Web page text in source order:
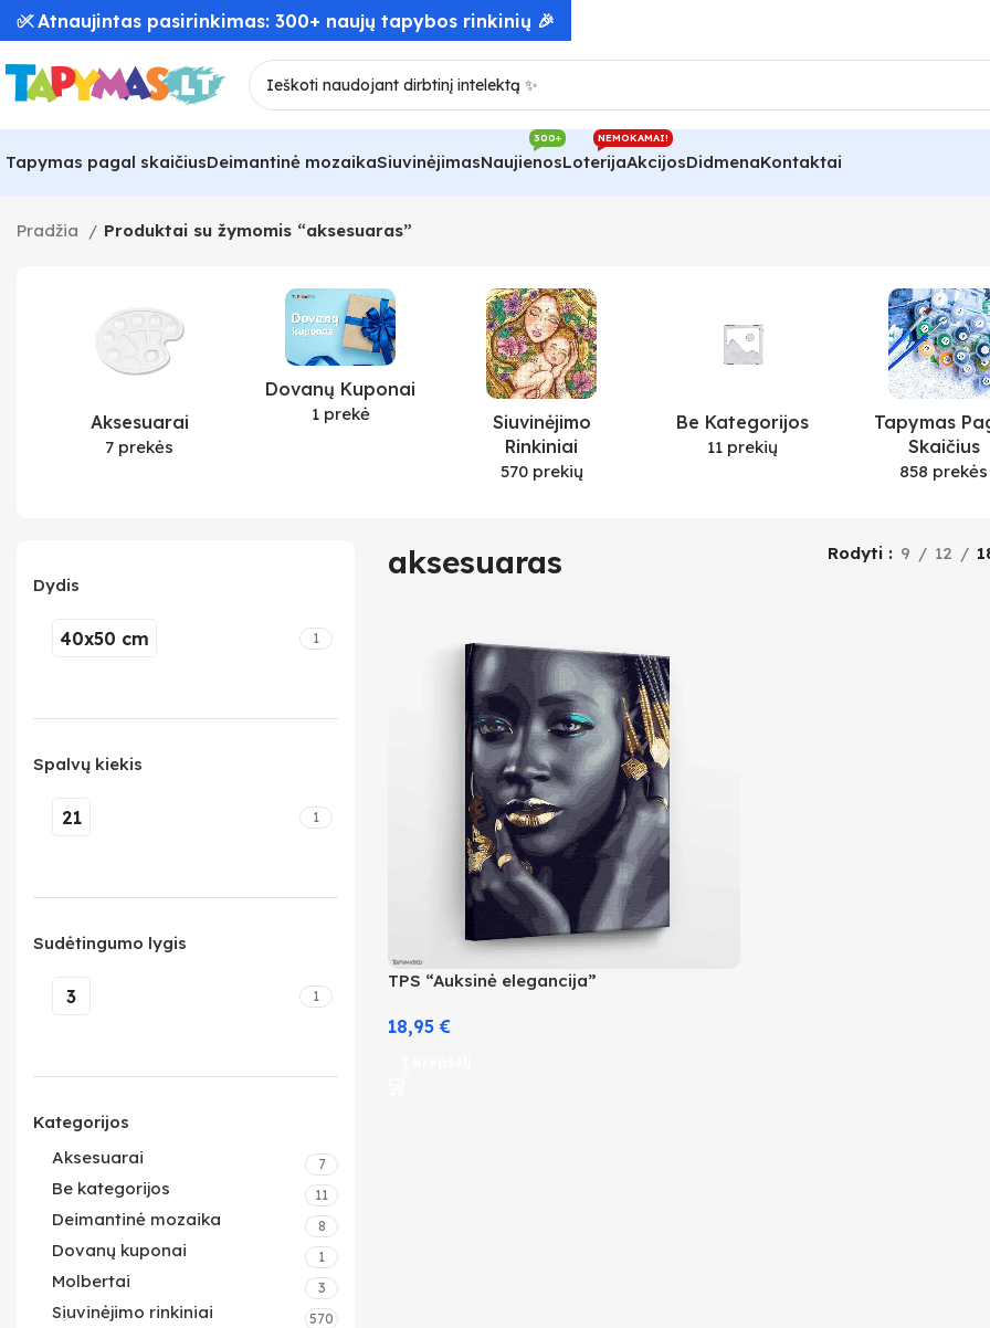
Tapymas pagal skaičiusDeimantinė mozaikaSiuvinėjimasNaujienos
300+
Loterija
NEMOKAMAI!
AkcijosDidmenaKontaktai
Pradžia Produktai su žymomis “aksesuaras”
Aksesuarai
7 prekės
Dovanų Kuponai
1 prekė
Siuvinėjimo
Rinkiniai
570 prekių
Be Kategorijos
11 prekių
Tapymas
Skaičius
858 prekės
Dydis
40x50 cm 1
Spalvų kiekis
21 1
Sudėtingumo lygis
3 1
Kategorijos
Aksesuarai
7
Be kategorijos 11
Deimantinė mozaika 8
Dovanų kuponai 1
Molbertai 3
Siuvinėjimo rinkiniai 570
aksesuaras Rodyti 9 12
TPS “Auksinė elegancija”
18,95€
✅ Atnaujintas pasirinkimas: 300+ naujų tapybos rinkinių 🎉